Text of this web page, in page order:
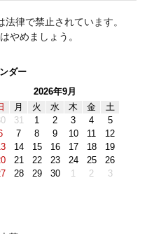
律で禁止されています。
やめましょう。
ダー
2026年9月
月 火 水 木 金
土
31 1 2 3 4
5
7 8 9 10 11
12
14 15 16 17 18
19
21 22 23 24 25
26
28 29 30 1 2 3